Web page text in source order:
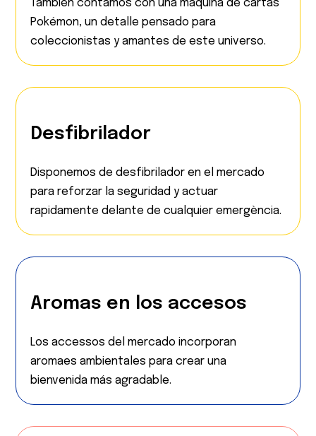
También contamos con una máquina de cartas
Pokémon, un detalle pensado para
coleccionistas y amantes de este universo.
Desfibrilador
Disponemos de desfibrilador en el mercado
para reforzar la seguridad y actuar
rapidamente delante de cualquier emergència.
Aromas en los accesos
Los accessos del mercado incorporan
aromaes ambientales para crear una
bienvenida más agradable.